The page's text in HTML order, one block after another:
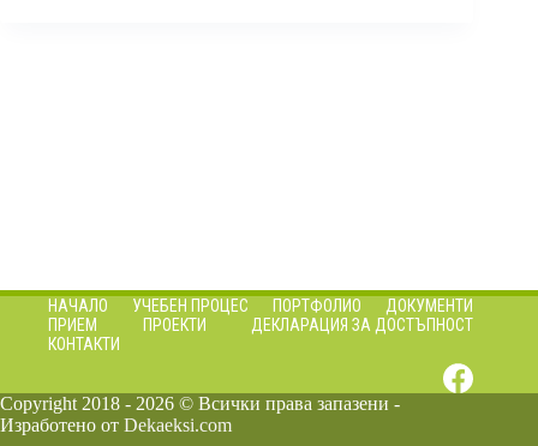
НАЧАЛО УЧЕБЕН ПРОЦЕС ПОРТФОЛИО
ДОКУМЕНТИ
ПРИЕМ
ПРОЕКТИ
ДЕКЛАРАЦИЯ ЗА ДОСТЪПНОСТ
КОНТАКТИ
Copyright 2018 - 2026 © Всички права запазени -
Изработено от Dekaeksi.com